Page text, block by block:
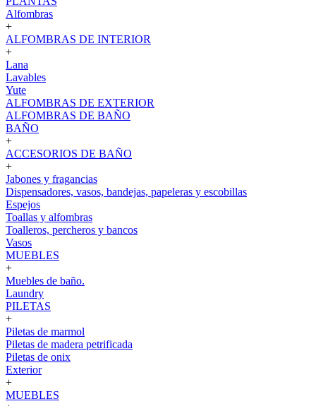
Alfombras
+
ALFOMBRAS DE INTERIOR
+
Lana
Lavables
Yute
ALFOMBRAS DE EXTERIOR
ALFOMBRAS DE BAÑO
BAÑO
+
ACCESORIOS DE BAÑO
+
Jabones y fragancias
Dispensadores, vasos, bandejas, papeleras y escobillas
Espejos
Toallas y alfombras
Toalleros, percheros y bancos
Vasos
MUEBLES
+
Muebles de baño.
Laundry
PILETAS
+
Piletas de marmol
Piletas de madera petrificada
Piletas de onix
Exterior
+
MUEBLES